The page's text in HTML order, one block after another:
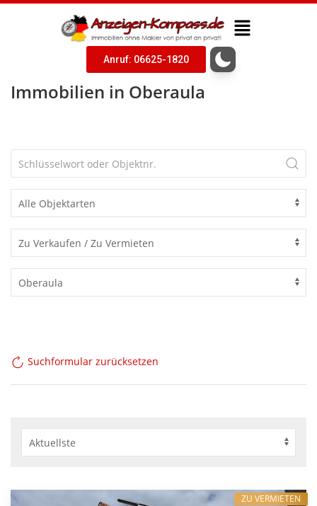
Anruf: 06625-1820
Immobilien in Oberaula
Suchformular zurücksetzen
ZU VERMIETEN